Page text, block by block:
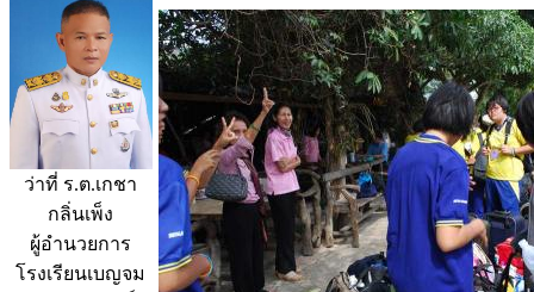
ว่าที่ ร.ต.เกชา
กลิ่นเพ็ง
ผู้อำนวยการ
โรงเรียนเบญจม